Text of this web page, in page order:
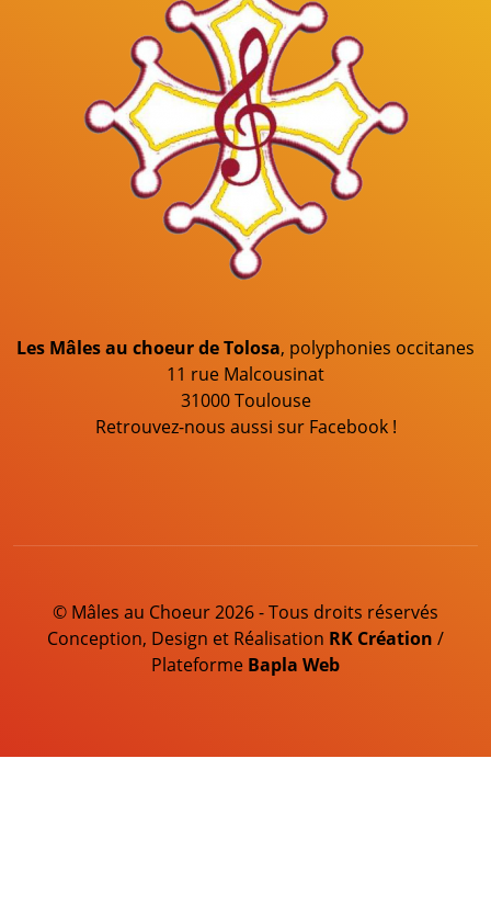
Les Mâles au choeur de Tolosa, polyphonies occitanes
11 rue Malcousinat
31000 Toulouse
Retrouvez-nous aussi sur Facebook !
© Mâles au Choeur 2026 - Tous droits réservés
Conception, Design et Réalisation RK Création /
Plateforme Bapla Web